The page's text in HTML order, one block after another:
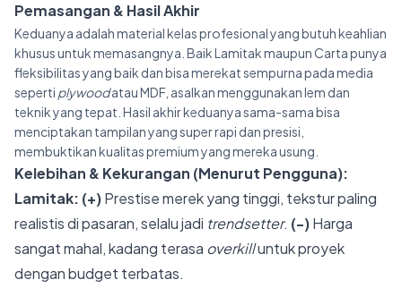
Pemasangan & Hasil Akhir
Keduanya adalah material kelas profesional yang butuh keahlian
khusus untuk memasangnya. Baik Lamitak maupun Carta punya
fleksibilitas yang baik dan bisa merekat sempurna pada media
seperti plywoodatau MDF, asalkan menggunakan lem dan
teknik yang tepat. Hasil akhir keduanya sama-sama bisa
menciptakan tampilan yang super rapi dan presisi,
membuktikan kualitas premium yang mereka usung.
Kelebihan & Kekurangan (Menurut Pengguna):
Lamitak: (+)Prestise merek yang tinggi, tekstur paling
realistis di pasaran, selalu jadi trendsetter. (-)Harga
sangat mahal, kadang terasa overkilluntuk proyek
dengan budget terbatas.